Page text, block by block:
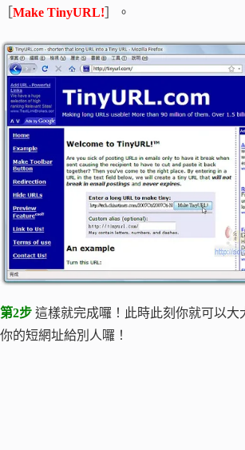
Make TinyURL! ］。
第2步 這樣就完成囉！此時此刻你就可以大
你的短網址給別人囉！